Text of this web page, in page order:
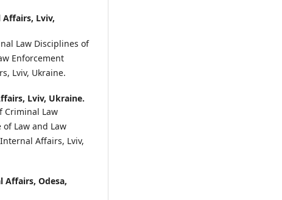
Lviv,
Law Disciplines of
Enforcement
Lviv, Ukraine.
Lviv, Ukraine.
Criminal Law
Law and Law
Affairs, Lviv,
Affairs, Odesa,